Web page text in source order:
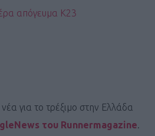
απόγευμα Κ23
για το τρέξιμο στην Ελλάδα
του Runnermagazine.